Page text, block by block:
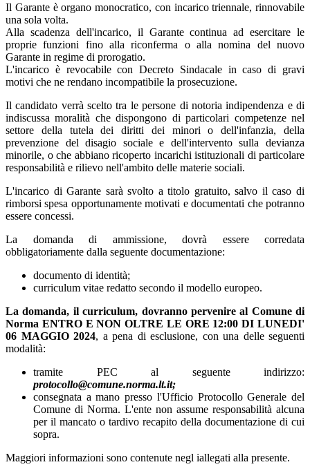
Il Garante è organo monocratico, con incarico triennale, rinnovabile
una sola volta.
Alla scadenza dell'incarico, il Garante continua ad esercitare le
proprie funzioni fino alla riconferma o alla nomina del nuovo
Garante in regime di prorogatio.
L'incarico è revocabile con Decreto Sindacale in caso di gravi
motivi che ne rendano incompatibile la prosecuzione.
Il candidato verrà scelto tra le persone di notoria indipendenza e di
indiscussa moralità che dispongono di particolari competenze nel
settore della tutela dei diritti dei minori o dell'infanzia, della
prevenzione del disagio sociale e dell'intervento sulla devianza
minorile, o che abbiano ricoperto incarichi istituzionali di particolare
responsabilità e rilievo nell'ambito delle materie sociali.
L'incarico di Garante sarà svolto a titolo gratuito, salvo il caso di
rimborsi spesa opportunamente motivati e documentati che potranno
essere concessi.
La domanda di ammissione, dovrà essere corredata
obbligatoriamente dalla seguente documentazione:
documento di identità;
curriculum vitae redatto secondo il modello europeo.
La domanda, il curriculum, dovranno pervenire al Comune di
Norma ENTRO E NON OLTRE LE ORE 12:00 DI LUNEDI'
06 MAGGIO 2024, a pena di esclusione, con una delle seguenti
modalità:
tramite PEC al seguente indirizzo:
protocollo@comune.norma.lt.it;
consegnata a mano presso l'Ufficio Protocollo Generale del
Comune di Norma. L'ente non assume responsabilità alcuna
per il mancato o tardivo recapito della documentazione di cui
sopra.
Maggiori informazioni sono contenute negl iallegati alla presente.